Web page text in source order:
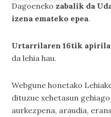
Dagoeneko zabalik da
izena emateko epea.
Urtarrilaren 16tik
da lehia hau.
Webgune honetako
dituzue xehetasun
aurkezpena, araudia,